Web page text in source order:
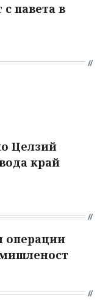
павета в
Целзий
край
операции